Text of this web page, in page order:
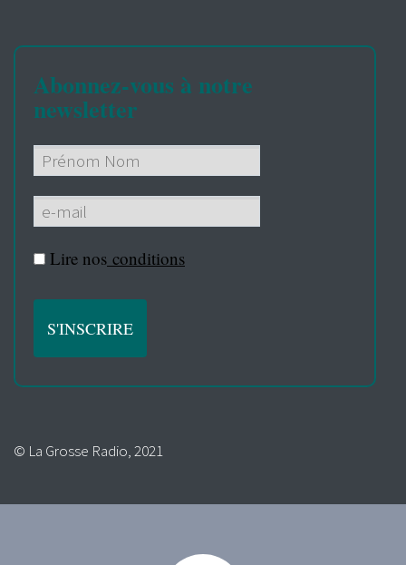
Abonnez-vous à notre
newsletter
Lire nos conditions
© La Grosse Radio, 2021